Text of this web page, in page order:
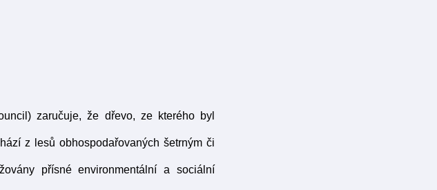
zaručuje, že dřevo, ze kterého byl
z lesů obhospodařovaných šetrným či
přísné environmentální a sociální